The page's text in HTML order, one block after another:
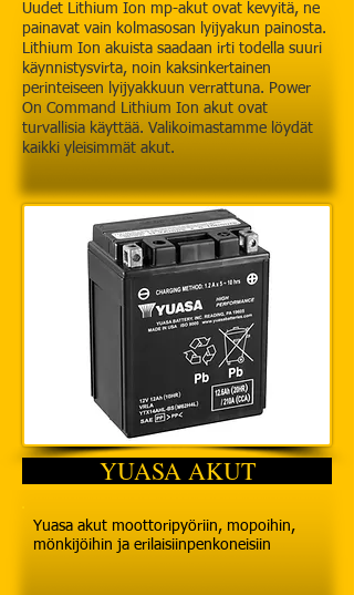
Uudet Lithium Ion mp-akut ovat kevyitä, ne
painavat vain kolmasosan lyijyakun painosta.
Lithium Ion akuista saadaan irti todella suuri
käynnistysvirta, noin kaksinkertainen
perinteiseen lyijyakkuun verrattuna. Power
On Command Lithium Ion akut ovat
turvallisia käyttää. Valikoimastamme löydät
kaikki yleisimmät akut.
YUASA AKUT
Yuasa akut moottoripyöriin, mopoihin,
mönkijöihin ja erilaisiinpenkoneisiin